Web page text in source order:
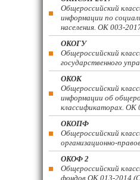
Общероссийский
информации по
населения. ОК 003-
ОКОГУ
Общероссийский
государственного
ОКОК
Общероссийский
информации об
классификаторах. ОК
ОКОПФ
Общероссийский
организационно-
ОКОФ 2
Общероссийский
фондов ОК 013-2014